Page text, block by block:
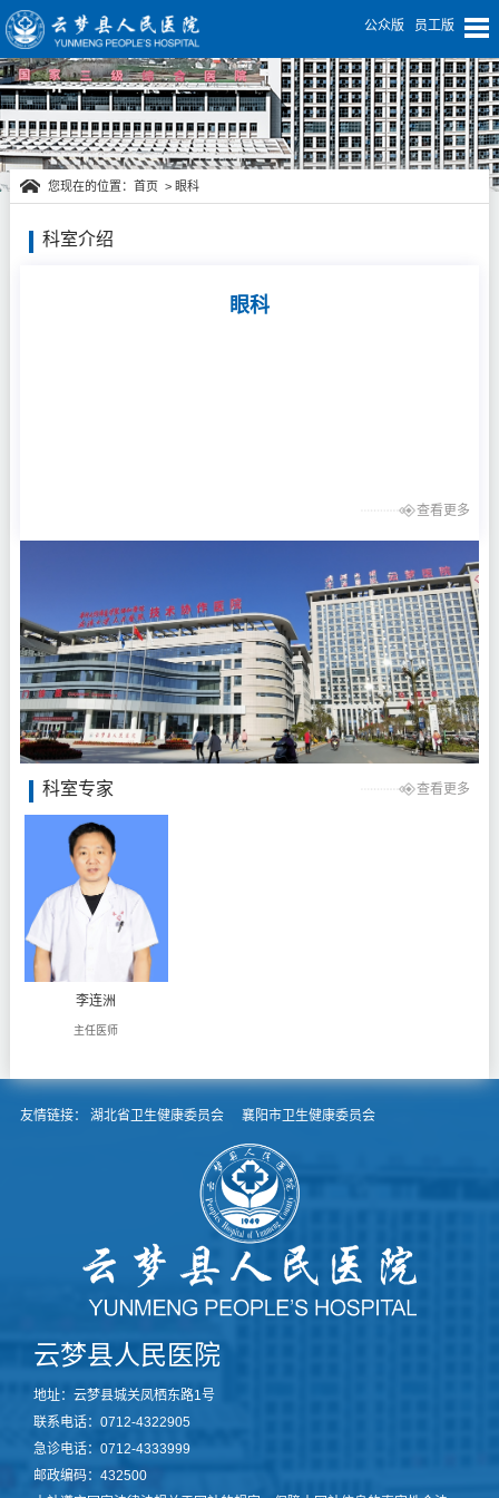
公众版 员工版
您现在的位置： 首页 > 眼科
科室介绍
眼科
查看更多
科室专家 查看更多
李连洲
主任医师
友情链接： 湖北省卫生健康委员会 襄阳市卫生健康委员会
云梦县人民医院
地址：云梦县城关凤栖东路1号
联系电话：0712-4322905
急诊电话：0712-4333999
邮政编码：432500